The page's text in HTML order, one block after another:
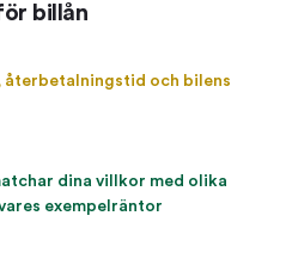
billån
återbetalningstid och bilens
dina villkor med olika
exempelräntor